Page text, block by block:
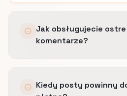
Jak obsługujecie
komentarze?
dopasowania, czasu,
Kiedy posty powinny